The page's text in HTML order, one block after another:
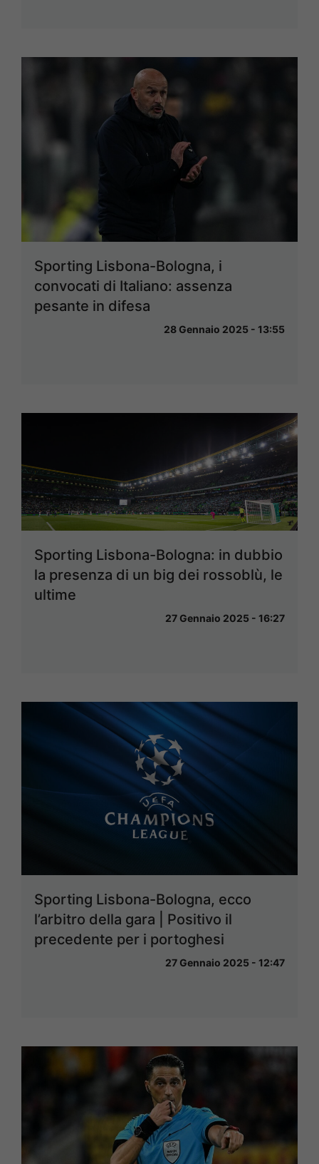
Sporting Lisbona-Bologna, i
convocati di Italiano: assenza
pesante in difesa
28 Gennaio 2025 - 13:55
Sporting Lisbona-Bologna: in dubbio
la presenza di un big dei rossoblù, le
ultime
27 Gennaio 2025 - 16:27
Sporting Lisbona-Bologna, ecco
l’arbitro della gara | Positivo il
precedente per i portoghesi
27 Gennaio 2025 - 12:47